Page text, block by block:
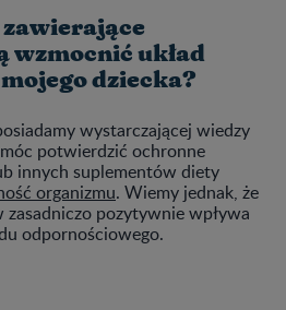
wzmocnić układ
dziecka?
wystarczającej wiedzy
potwierdzić ochronne
innych suplementów diety
organizmu. Wiemy jednak, że
pozytywnie wpływa
odpornościowego.